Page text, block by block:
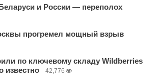
и России — переполох
прогремел мощный взрыв
по ключевому складу Wildberries
известно
42,776